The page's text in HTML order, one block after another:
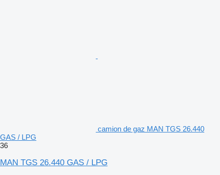
camion de gaz MAN TGS 26.440
GAS / LPG
36
MAN TGS 26.440 GAS / LPG